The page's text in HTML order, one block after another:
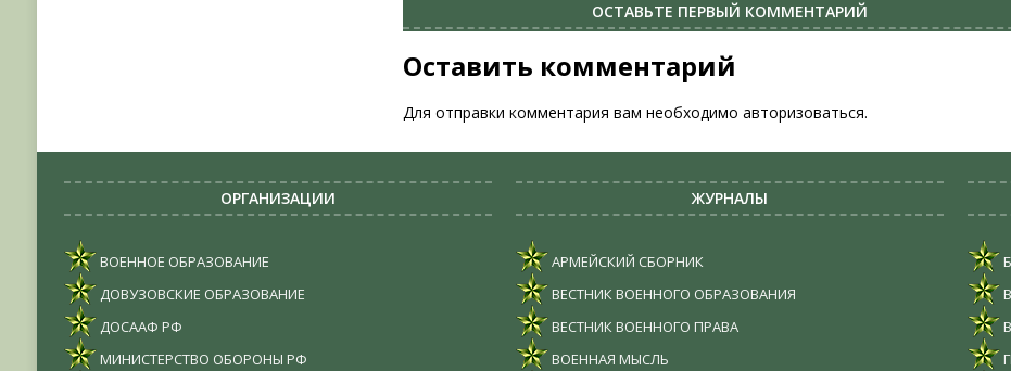
ОСТАВЬТЕ ПЕРВЫЙ КОММЕНТАРИЙ
Оставить комментарий
Для отправки комментария вам необходимоавторизоваться.
ОРГАНИЗАЦИИ
ВОЕННОЕ ОБРАЗОВАНИЕ
ДОВУЗОВСКИЕ ОБРАЗОВАНИЕ
ДОСААФ РФ
МИНИСТЕРСТВО ОБОРОНЫ РФ
ЖУРНАЛЫ
АРМЕЙСКИЙ СБОРНИК
ВЕСТНИК ВОЕННОГО ОБРАЗОВАНИЯ
ВЕСТНИК ВОЕННОГО ПРАВА
ВОЕННАЯ МЫСЛЬ